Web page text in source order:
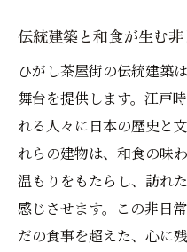
伝統建築と和食が生む
ひがし茶屋街の伝統建築
舞台を提供します。江戸
れる人々に日本の歴史と
れらの建物は、和食の味
温もりをもたらし、訪れ
感じさせます。この非日
だの食事を超えた、心に